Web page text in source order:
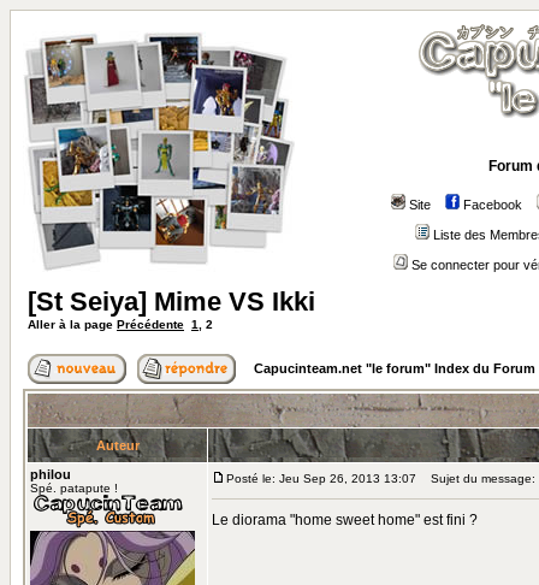
Forum
Site Facebook
Liste des
Se connecter pour
[St Seiya] Mime VS Ikki
Aller à la page Précédente 1 2
Capucinteam.net "le forum" Index du Forum
Auteur
philou
Spé. patapute !
Posté le: Jeu Sep 26, 2013 13:07 Sujet du message:
Le diorama "home sweet home" est fini ?